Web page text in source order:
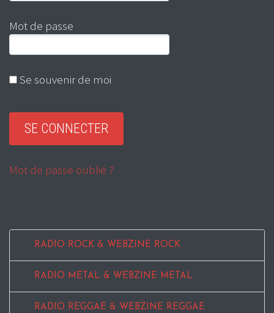
Mot de passe
Se souvenir de moi
Mot de passe oublié ?
RADIO ROCK & WEBZINE ROCK
RADIO METAL & WEBZINE METAL
RADIO REGGAE & WEBZINE REGGAE